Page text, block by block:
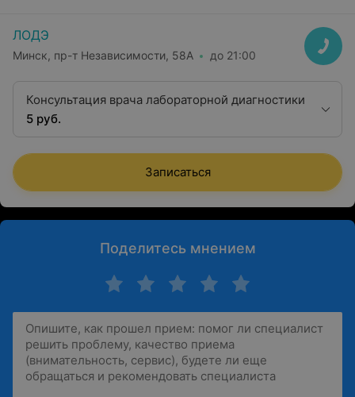
ЛОДЭ
Минск, пр-т Независимости, 58А до 21:00
Консультация врача лабораторной диагностики
5 руб.
Записаться
Поделитесь мнением